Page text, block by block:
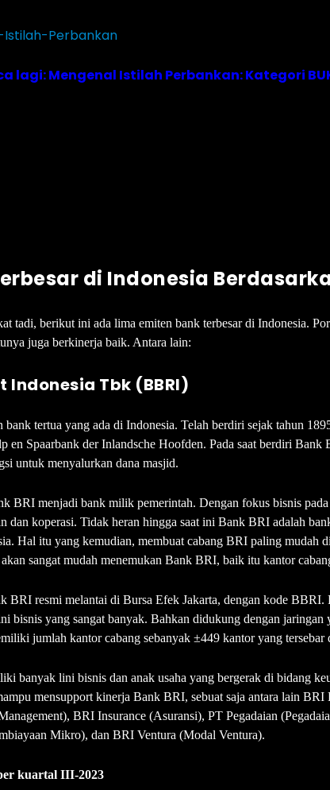
lagi: Mengenal Istilah Perbankan: Kategori
di Indonesia
tadi, berikut ini ada lima emiten bank terbesar di Indonesia.
juga berkinerja baik. Antara lain:
Indonesia Tbk (BBRI)
tertua yang ada di Indonesia. Telah berdiri sejak tahun
en Spaarbank der Inlandsche Hoofden. Pada saat berdiri Bank
untuk menyalurkan dana masjid.
BRI menjadi bank milik pemerintah. Dengan fokus bisnis
dan koperasi. Tidak heran hingga saat ini Bank BRI adalah
Hal itu yang kemudian, membuat cabang BRI paling mudah
akan sangat mudah menemukan Bank BRI, baik itu kantor
BRI resmi melantai di Bursa Efek Jakarta, dengan kode BBRI.
bisnis yang sangat banyak. Bahkan didukung dengan jaringan
jumlah kantor cabang sebanyak ±449 kantor yang tersebar
banyak lini bisnis dan anak usaha yang bergerak di bidang
mensupport kinerja Bank BRI, sebuat saja antara lain BRI
BRI Insurance (Asuransi), PT Pegadaian
Mikro), dan BRI Ventura (Modal Ventura).
kuartal III-2023